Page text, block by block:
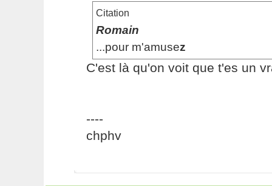
Citation
Romain
...pour m'amusez
C'est là qu'on voit que t'es un
----
chphv